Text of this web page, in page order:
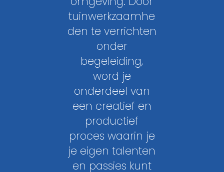
tuinwerkzaamhe
den te verrichten
onder
begeleiding,
word je
onderdeel van
een creatief en
productief
proces waarin je
je eigen talenten
en passies kunt